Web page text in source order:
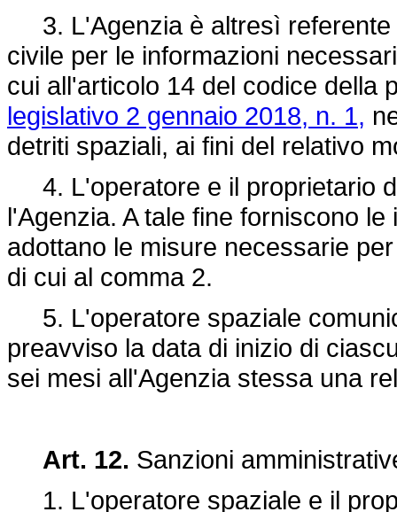
3. L'Agenzia è altresì referente
civile per le informazioni
cui all'articolo 14 del codice della
legislativo 2 gennaio 2018, n. 1,
detriti spaziali, ai fini del relativo
4. L'operatore e il proprietario
l'Agenzia. A tale fine forniscono
adottano le misure necessarie
di cui al comma 2.
5. L'operatore spaziale
preavviso la data di inizio di
sei mesi all'Agenzia stessa una
Art. 12. Sanzioni
1. L'operatore spaziale e il